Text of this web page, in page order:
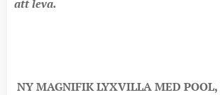
att leva.
NY MAGNIFIK LYXVILLA MED